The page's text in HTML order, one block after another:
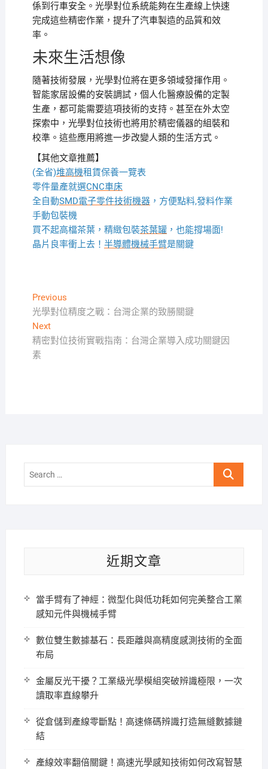
係到行車安全。光學對位系統能夠在生產線上快速
完成這些精密作業，提升了汽車製造的品質和效
率。
未來生活想像
隨著技術發展，光學對位將在更多領域發揮作用。
智能家居設備的安裝調試，個人化醫療設備的定製
生產，都可能需要這項技術的支持。甚至在外太空
探索中，光學對位技術也將用於精密儀器的組裝和
校準。這些應用將進一步改變人類的生活方式。
【其他文章推薦】
(全省)堆高機租賃保養一覽表
零件量產就選CNC車床
全自動SMD電子零件技術機器，方便點料,發料作業
手動包裝機
買不起高檔茶葉，精緻包裝茶葉罐，也能撐場面!
晶片良率衝上去！ 半導體機械手臂是關鍵
文
章
導
覽
PreviousPrevious
post:
光學對位精度之戰：台灣企業的致勝關鍵
NextNext
post:
精密對位技術實戰指南：台灣企業導入成功關鍵因
素
Search
近期文章
當手臂有了神經：微型化與低功耗如何完美整合工業
感知元件與機械手臂
數位雙生數據基石：長距離與高精度感測技術的全面
布局
金屬反光干擾？工業級光學模組突破辨識極限，一次
讀取率直線攀升
從倉儲到產線零斷點！高速條碼辨識打造無縫數據鏈
結
產線效率翻倍關鍵！高速光學感知技術如何改寫智慧